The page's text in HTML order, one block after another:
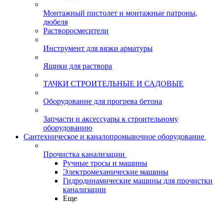
Монтажный пистолет и монтажные патроны,
дюбеля
Растворосмесители
Инструмент для вязки арматуры
Ящики для раствора
ТАЧКИ СТРОИТЕЛЬНЫЕ И САДОВЫЕ
Оборудование для прогрева бетона
Запчасти и аксессуары к строительному
оборудованию
Сантехническое и каналопромывочное оборудование
Прочистка канализации
Ручные тросы и машины
Электромеханические машины
Гидродинамические машины для прочистки
канализации
Еще